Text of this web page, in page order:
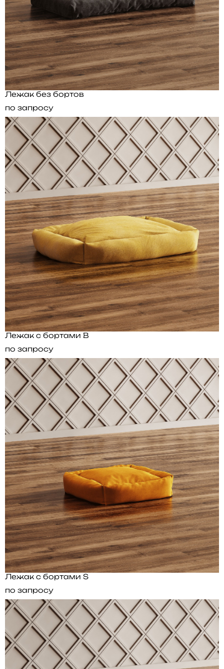
Лежак без бортов
по запросу
Лежак с бортами B
по запросу
Лежак с бортами S
по запросу